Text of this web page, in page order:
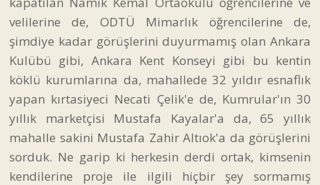
velilerine de, ODTÜ Mimarlık öğrencilerine de,
şimdiye kadar görüşlerini duyurmamış olan Ankara
Kulübü gibi, Ankara Kent Konseyi gibi bu kentin
köklü kurumlarına da, mahallede 32 yıldır esnaflık
yapan kırtasiyeci Necati Çelik'e de, Kumrular'ın 30
yıllık marketçisi Mustafa Kayalar'a da, 65 yıllık
mahalle sakini Mustafa Zahir Altıok'a da görüşlerini
sorduk. Ne garip ki herkesin derdi ortak, kimsenin
kendilerine proje ile ilgili hiçbir şey sormamış